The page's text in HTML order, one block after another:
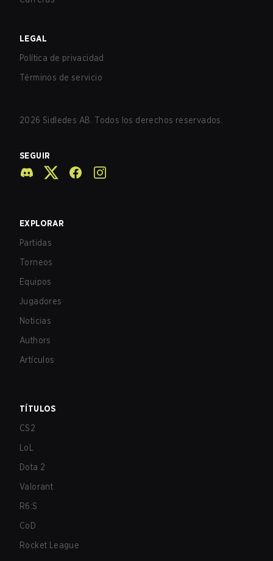
LEGAL
Política de privacidad
Términos de servicio
2026 Sidledes AB. Todos los derechos reservados.
SEGUIR
EXPLORAR
Partidas
Torneos
Equipos
Jugadores
Noticias
Authors
Artículos
TÍTULOS
CS2
LoL
Dota 2
Valorant
R6:S
CoD
Rocket League